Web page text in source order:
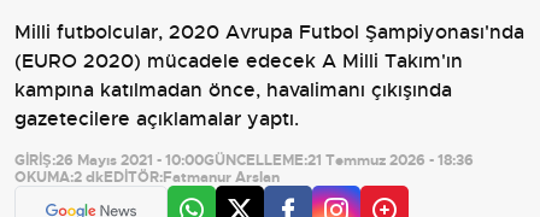
Milli futbolcular, 2020 Avrupa Futbol Şampiyonası'nda
(EURO 2020) mücadele edecek A Milli Takım'ın
kampına katılmadan önce, havalimanı çıkışında
gazetecilere açıklamalar yaptı.
GİRİŞ:26 Mayıs 2021 - 10:00GÜNCELLEME:21 Temmuz 2026 - 18:36
OKUMA:2 dkEDİTÖR:Fatmanur Arslan